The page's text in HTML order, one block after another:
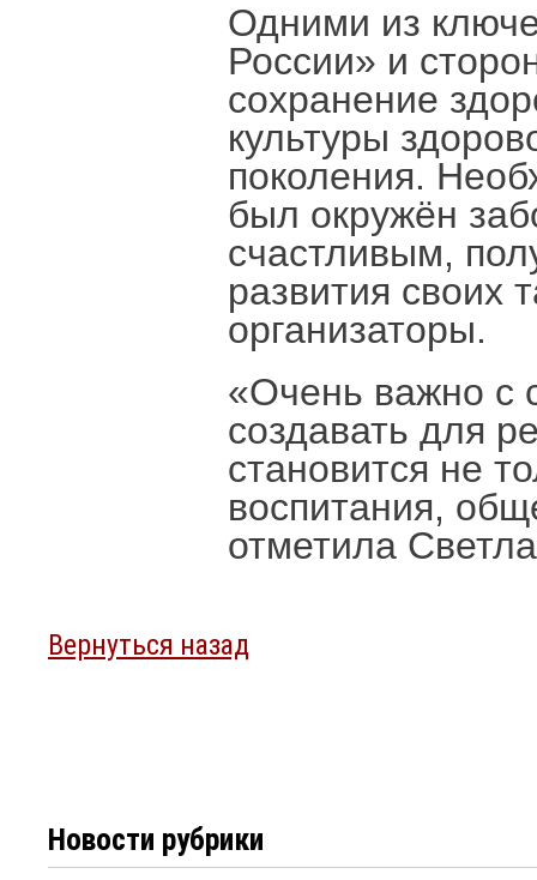
Одними из
России» и
сохранение
культуры
поколения.
был окружён
счастливым,
развития своих
организаторы.
«Очень важно с
создавать для
становится не
воспитания,
отметила
Вернуться назад
Новости рубрики